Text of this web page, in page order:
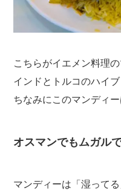
こちらがイエメン料理の
インドとトルコのハイ
ちなみにこのマンディ
オスマンでもムガル
マンディーは「湿って